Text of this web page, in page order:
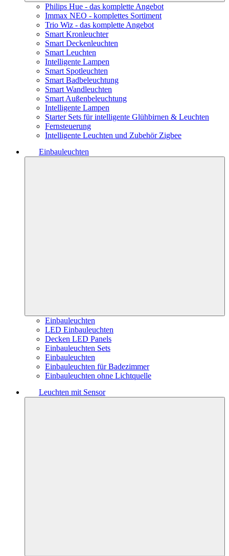
Philips Hue - das komplette Angebot
Immax NEO - komplettes Sortiment
Trio Wiz - das komplette Angebot
Smart Kronleuchter
Smart Deckenleuchten
Smart Leuchten
Intelligente Lampen
Smart Spotleuchten
Smart Badbeleuchtung
Smart Wandleuchten
Smart Außenbeleuchtung
Intelligente Lampen
Starter Sets für intelligente Glühbirnen & Leuchten
Fernsteuerung
Intelligente Leuchten und Zubehör Zigbee
Einbauleuchten
Einbauleuchten
LED Einbauleuchten
Decken LED Panels
Einbauleuchten Sets
Einbauleuchten
Einbauleuchten für Badezimmer
Einbauleuchten ohne Lichtquelle
Leuchten mit Sensor